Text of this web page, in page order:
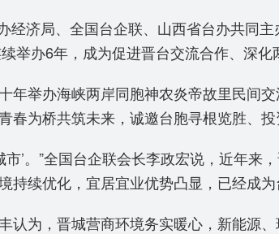
经济局、全国台企联、山西省台办共同
举办6年，成为促进晋台交流合作、深化
年举办海峡两岸同胞神农炎帝故里民间
为桥共筑未来，诚邀台胞寻根览胜、投
’。”全国台企联会长李政宏说，近年
续优化，宜居宜业优势凸显，已经成为
认为，晋城营商环境务实暖心，新能源